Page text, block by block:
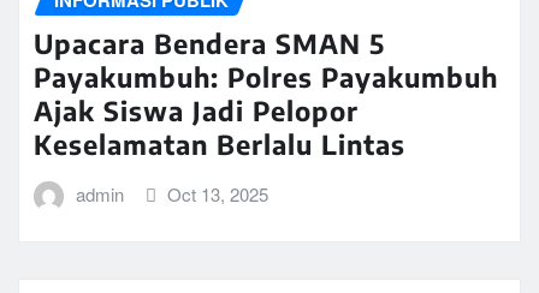
Upacara Bendera SMAN 5
Payakumbuh: Polres Payakumbuh
Ajak Siswa Jadi Pelopor
Keselamatan Berlalu Lintas
admin Oct 13, 2025